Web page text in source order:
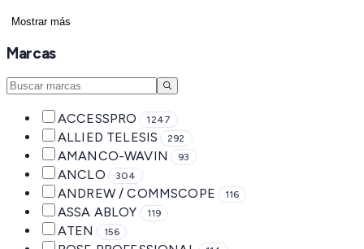
Mostrar más
Marcas
ACCESSPRO 1247
ALLIED TELESIS 292
AMANCO-WAVIN 93
ANCLO 304
ANDREW / COMMSCOPE 116
ASSA ABLOY 119
ATEN 156